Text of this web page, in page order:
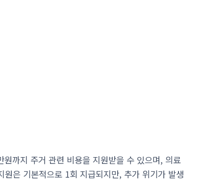
까지 주거 관련 비용을 지원받을 수 있으며, 의료
은 기본적으로 1회 지급되지만, 추가 위기가 발생